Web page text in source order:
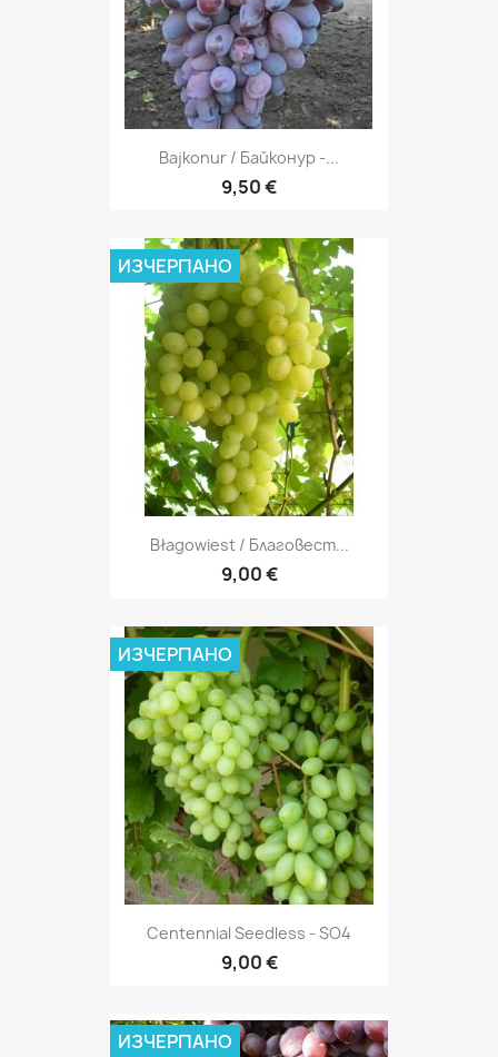
Bajkonur / Байконур -...
9,50 €
Błagowiest / Благовест...
9,00 €
ИЗЧЕРПАНО
Centennial Seedless - SO4
9,00 €
ИЗЧЕРПАНО
ИЗЧЕРПАНО